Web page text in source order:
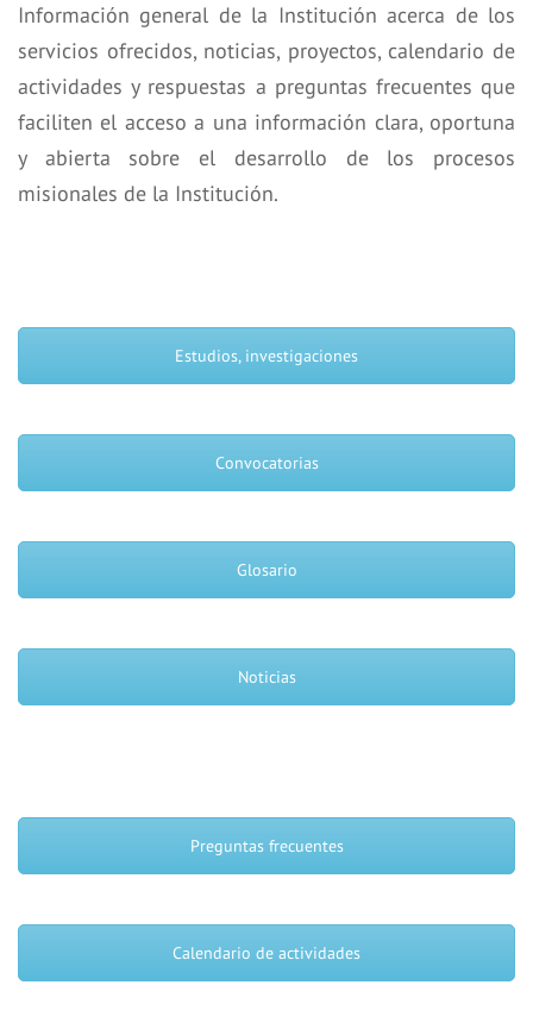
Información general de la Institución acerca de los
servicios ofrecidos, noticias, proyectos, calendario de
actividades y respuestas a preguntas frecuentes que
faciliten el acceso a una información clara, oportuna
y abierta sobre el desarrollo de los procesos
misionales de la Institución.
Estudios, investigaciones
Convocatorias
Glosario
Noticias
Preguntas frecuentes
Calendario de actividades